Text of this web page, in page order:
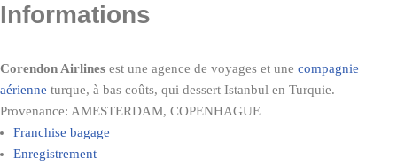
Informations
Corendon Airlines est une agence de voyages et une compagnie
aérienne turque, à bas coûts, qui dessert Istanbul en Turquie.
Provenance: AMESTERDAM, COPENHAGUE
Franchise bagage
Enregistrement